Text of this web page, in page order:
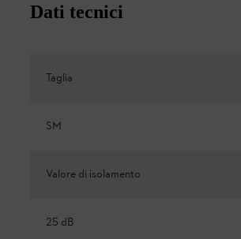
Dati tecnici
Taglia
SM
Valore di isolamento
25 dB